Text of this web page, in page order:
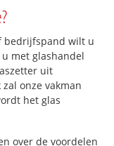
bedrijfspand wilt u
met glashandel
uit
onze vakman
het glas
over de voordelen